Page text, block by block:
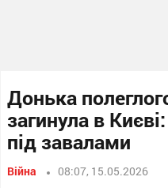
Донька
загинула в
під завалами
Війна 08:07, 15.05.2026